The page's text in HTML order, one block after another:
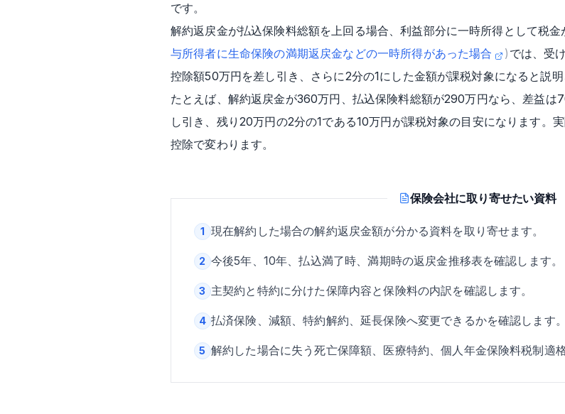
です。
解約返戻金が払込保険料総額を上回る場合、利益部分に一時所得として税
与所得者に生命保険の満期返戻金などの一時所得があった場合
) では、受
控除額50万円を差し引き、さらに2分の1にした金額が課税対象になると説明
たとえば、解約返戻金が360万円、払込保険料総額が290万円なら、差益
し引き、残り20万円の2分の1である10万円が課税対象の目安になります。
控除で変わります。
保険会社に取り寄せたい資料
1 現在解約した場合の解約返戻金額が分かる資料を取り寄せます。
2 今後5年、10年、払込満了時、満期時の返戻金推移表を確認します。
3 主契約と特約に分けた保障内容と保険料の内訳を確認します。
4 払済保険、減額、特約解約、延長保険へ変更できるかを確認します。
5 解約した場合に失う死亡保障額、医療特約、個人年金保険料税制適